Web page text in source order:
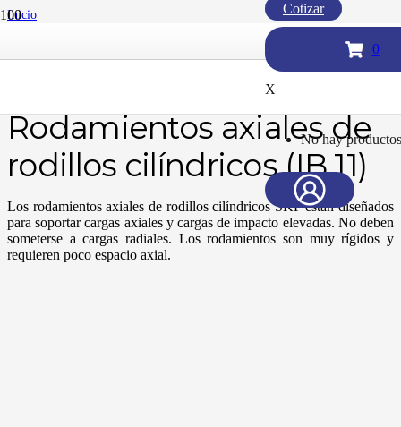
Cotizar
0
X
No hay
Inicio
/
Rodamientos axiales de
rodillos cilíndricos (IB 11)
Los rodamientos axiales de rodillos cilíndricos SKF están diseñados
para soportar cargas axiales y cargas de impacto elevadas. No deben
someterse a cargas radiales. Los rodamientos son muy rígidos y
requieren poco espacio axial.